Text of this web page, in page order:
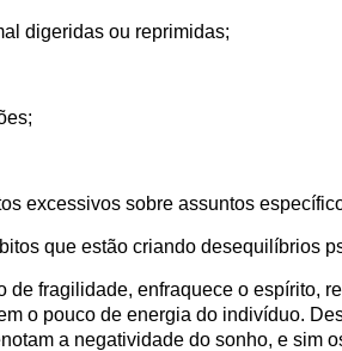
digeridas ou reprimidas;
excessivos sobre assuntos
que estão criando desequilíbrios
de fragilidade, enfraquece o espírito,
o pouco de energia do indivíduo.
a negatividade do sonho, e sim